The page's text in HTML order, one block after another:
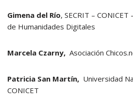
Gimena del Río, SECRIT –
de Humanidades Digitales
Marcela Czarny, Asociación
Patricia San Martín, Universidad
CONICET